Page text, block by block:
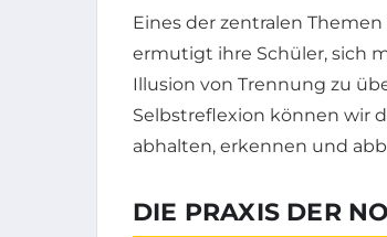
Eines der zentralen
ermutigt ihre Schüler, sich
Illusion von Trennung zu
Selbstreflexion können wir
abhalten, erkennen und
DIE PRAXIS DER